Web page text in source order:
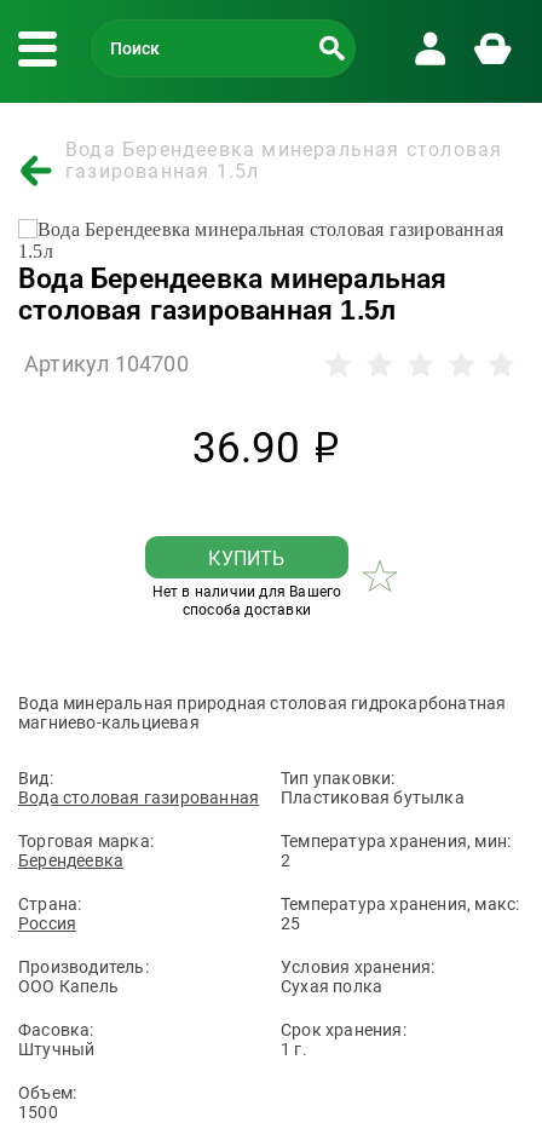
Вода Берендеевка минеральная столовая
газированная 1.5л
Вода Берендеевка минеральная
столовая газированная 1.5л
Артикул 104700
36.90 р
КУПИТЬ
Нет в наличии для Вашего
способа доставки
Вода минеральная природная столовая гидрокарбонатная
магниево-кальциевая
Вид:
Вода столовая газированная
Торговая марка:
Берендеевка
Страна:
Россия
Производитель:
ООО Капель
Фасовка:
Штучный
Объем:
1500
Тип упаковки:
Пластиковая бутылка
Температура хранения, мин:
2
Температура хранения, макс:
25
Условия хранения:
Сухая полка
Срок хранения:
1 г.